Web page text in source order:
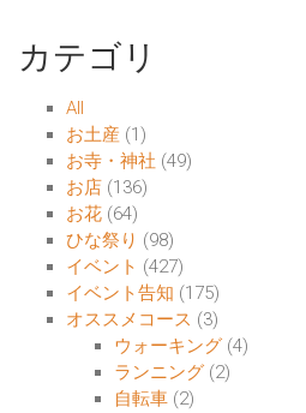
カテゴリ
All
お土産 (1)
お寺・神社 (49)
お店 (136)
お花 (64)
ひな祭り (98)
イベント (427)
イベント告知 (175)
オススメコース (3)
ウォーキング (4)
ランニング (2)
自転車 (2)